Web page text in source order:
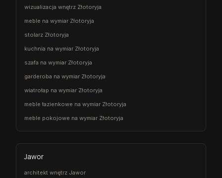
wizualizacja wnętrz Złotoryja
meble na wymiar Złotoryja
stolarz Złotoryja
kuchnia na wymiar Złotoryja
szafa na wymiar Złotoryja
garderoba na wymiar Złotoryja
wiatrołap na wymiar Złotoryja
meble łazienkowe na wymiar Złotoryja
meble pokojowe na wymiar Złotoryja
Jawor
architekt wnętrz Jawor